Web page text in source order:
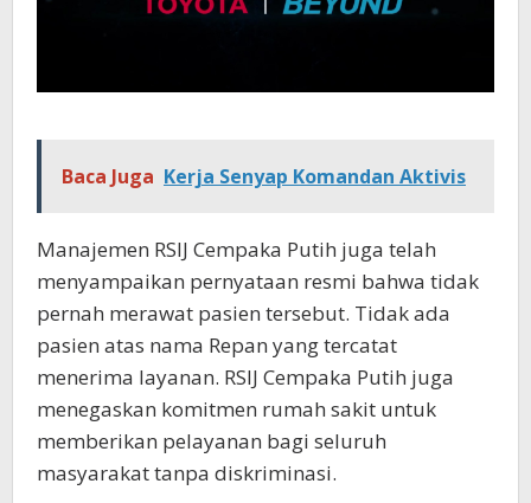
Baca Juga Kerja Senyap Komandan Aktivis
Manajemen RSIJ Cempaka Putih juga telah
menyampaikan pernyataan resmi bahwa tidak
pernah merawat pasien tersebut. Tidak ada
pasien atas nama Repan yang tercatat
menerima layanan. RSIJ Cempaka Putih juga
menegaskan komitmen rumah sakit untuk
memberikan pelayanan bagi seluruh
masyarakat tanpa diskriminasi.